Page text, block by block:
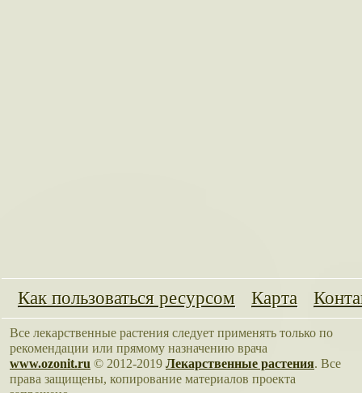
Как пользоваться ресурсом Карта
Все лекарственные растения следует применять только по
рекомендации или прямому назначению врача
www.ozonit.ru © 2012-2019 Лекарственные растения. Все
права защищены, копирование материалов проекта